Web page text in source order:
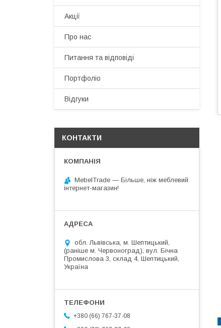
Акції
Про нас
Питання та відповіді
Портфоліо
Відгуки
КОНТАКТИ
MebelTrade — Більше, ніж меблевий
інтернет-магазин!
обл. Львівська, м. Шептицький,
(раніше м. Червоноград), вул. Бічна
Промислова 3, склад 4, Шептицький,
Україна
+380 (66) 767-37-08